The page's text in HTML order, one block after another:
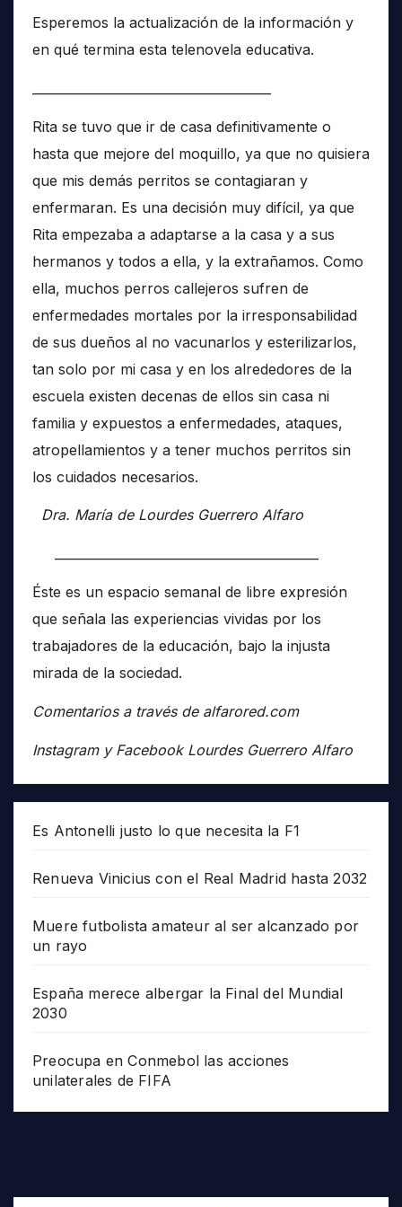
Esperemos la actualización de la información y
en qué termina esta telenovela educativa.
Rita se tuvo que ir de casa definitivamente o
hasta que mejore del moquillo, ya que no quisiera
que mis demás perritos se contagiaran y
enfermaran. Es una decisión muy difícil, ya que
Rita empezaba a adaptarse a la casa y a sus
hermanos y todos a ella, y la extrañamos. Como
ella, muchos perros callejeros sufren de
enfermedades mortales por la irresponsabilidad
de sus dueños al no vacunarlos y esterilizarlos,
tan solo por mi casa y en los alrededores de la
escuela existen decenas de ellos sin casa ni
familia y expuestos a enfermedades, ataques,
atropellamientos y a tener muchos perritos sin
los cuidados necesarios.
Dra. María de Lourdes Guerrero Alfaro
Éste es un espacio semanal de libre expresión
que señala las experiencias vividas por los
trabajadores de la educación, bajo la injusta
mirada de la sociedad.
Comentarios a través de alfarored.com
Instagram y Facebook Lourdes Guerrero Alfaro
Es Antonelli justo lo que necesita la F1
Renueva Vinicius con el Real Madrid hasta 2032
Muere futbolista amateur al ser alcanzado por
un rayo
España merece albergar la Final del Mundial
2030
Preocupa en Conmebol las acciones
unilaterales de FIFA